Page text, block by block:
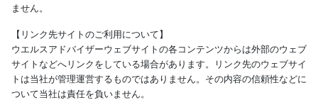
ません。
【リンク先サイトのご利用について】
ウエルスアドバイザーウェブサイトの各コンテンツからは外部のウェブ
サイトなどへリンクをしている場合があります。リンク先のウェブサイ
トは当社が管理運営するものではありません。その内容の信頼性などに
ついて当社は責任を負いません。